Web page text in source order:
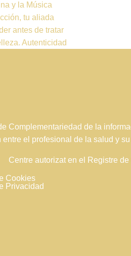
y la Música
tu aliada
antes de tratar
Autenticidad
Complementariedad de la
entre el profesional de la salud y
Centre autorizat en el Registre
Cookies
Privacidad